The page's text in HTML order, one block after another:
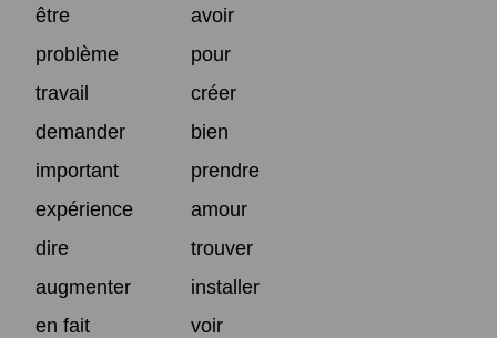
être
avoir
problème
pour
travail
créer
demander
bien
important
prendre
expérience
amour
dire
trouver
augmenter
installer
en fait
voir